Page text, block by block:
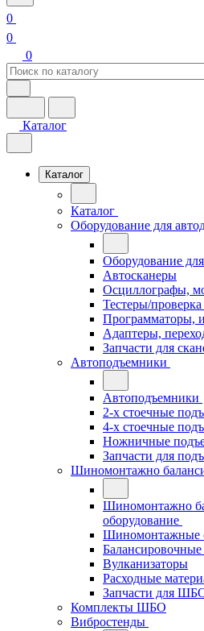
0
0
0
Каталог
Каталог
Каталог
Оборудование для
Оборудование
Автосканеры
Осциллографы,
Тестеры/
Программаторы,
Адаптеры,
Запчасти для
Автоподъемники
Автоподъемники
2-х стоечные
4-х стоечные
Ножничные
Запчасти для
Шиномонтажно
Шиномонтажно
оборудование
Шиномонтажные
Балансировочные
Вулканизаторы
Расходные
Запчасти для
Комплекты ШБО
Вибростенды